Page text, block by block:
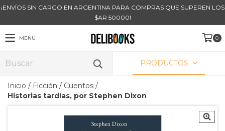
¡ENVÍOS SIN CARGO EN ARGENTINA PARA COMPRAS QUE SUPEREN LOS
$AR 50000!
MENÚ 0
PRODUCTOS
Inicio / Ficción / Cuentos /
Historias tardías, por Stephen Dixon